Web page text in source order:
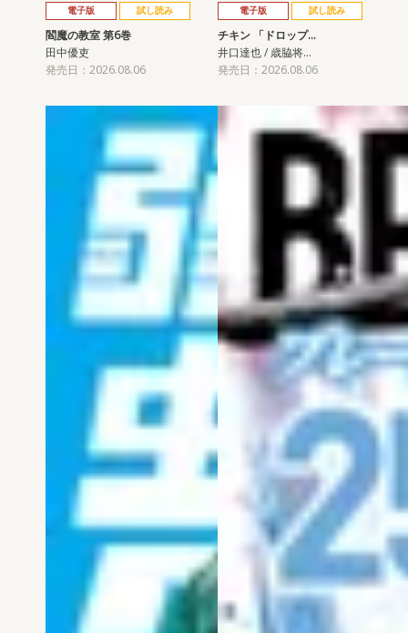
電子版 試し読み
閻魔の教室 第6巻
田中優吏
発売日：2026.08.06
電子版 試し読み
チキン 「ドロップ…
井口達也 / 歳脇将…
発売日：2026.08.06